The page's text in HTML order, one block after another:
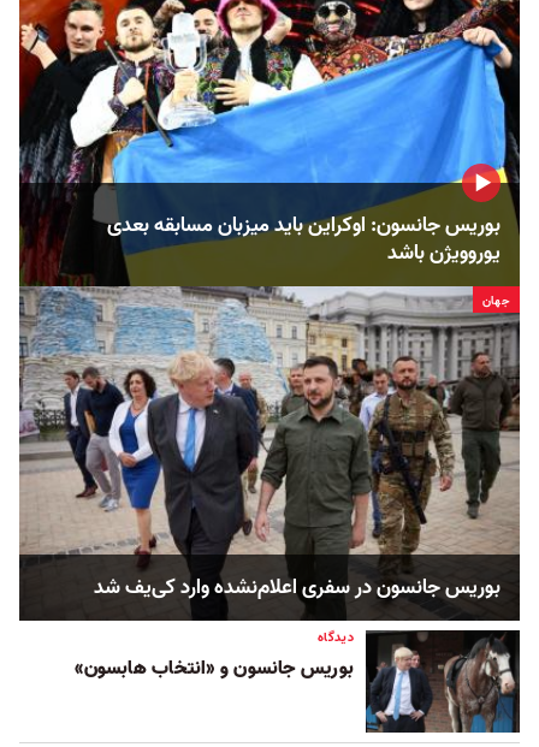
بوریس جانسون: اوکراین باید میزبان مسابقه بعدی
یوروویژن باشد
جهان
بوریس جانسون در سفری اعلام‌‌نشده وارد کی‌يف شد
دیدگاه
بوریس جانسون و «انتخاب هابسون»